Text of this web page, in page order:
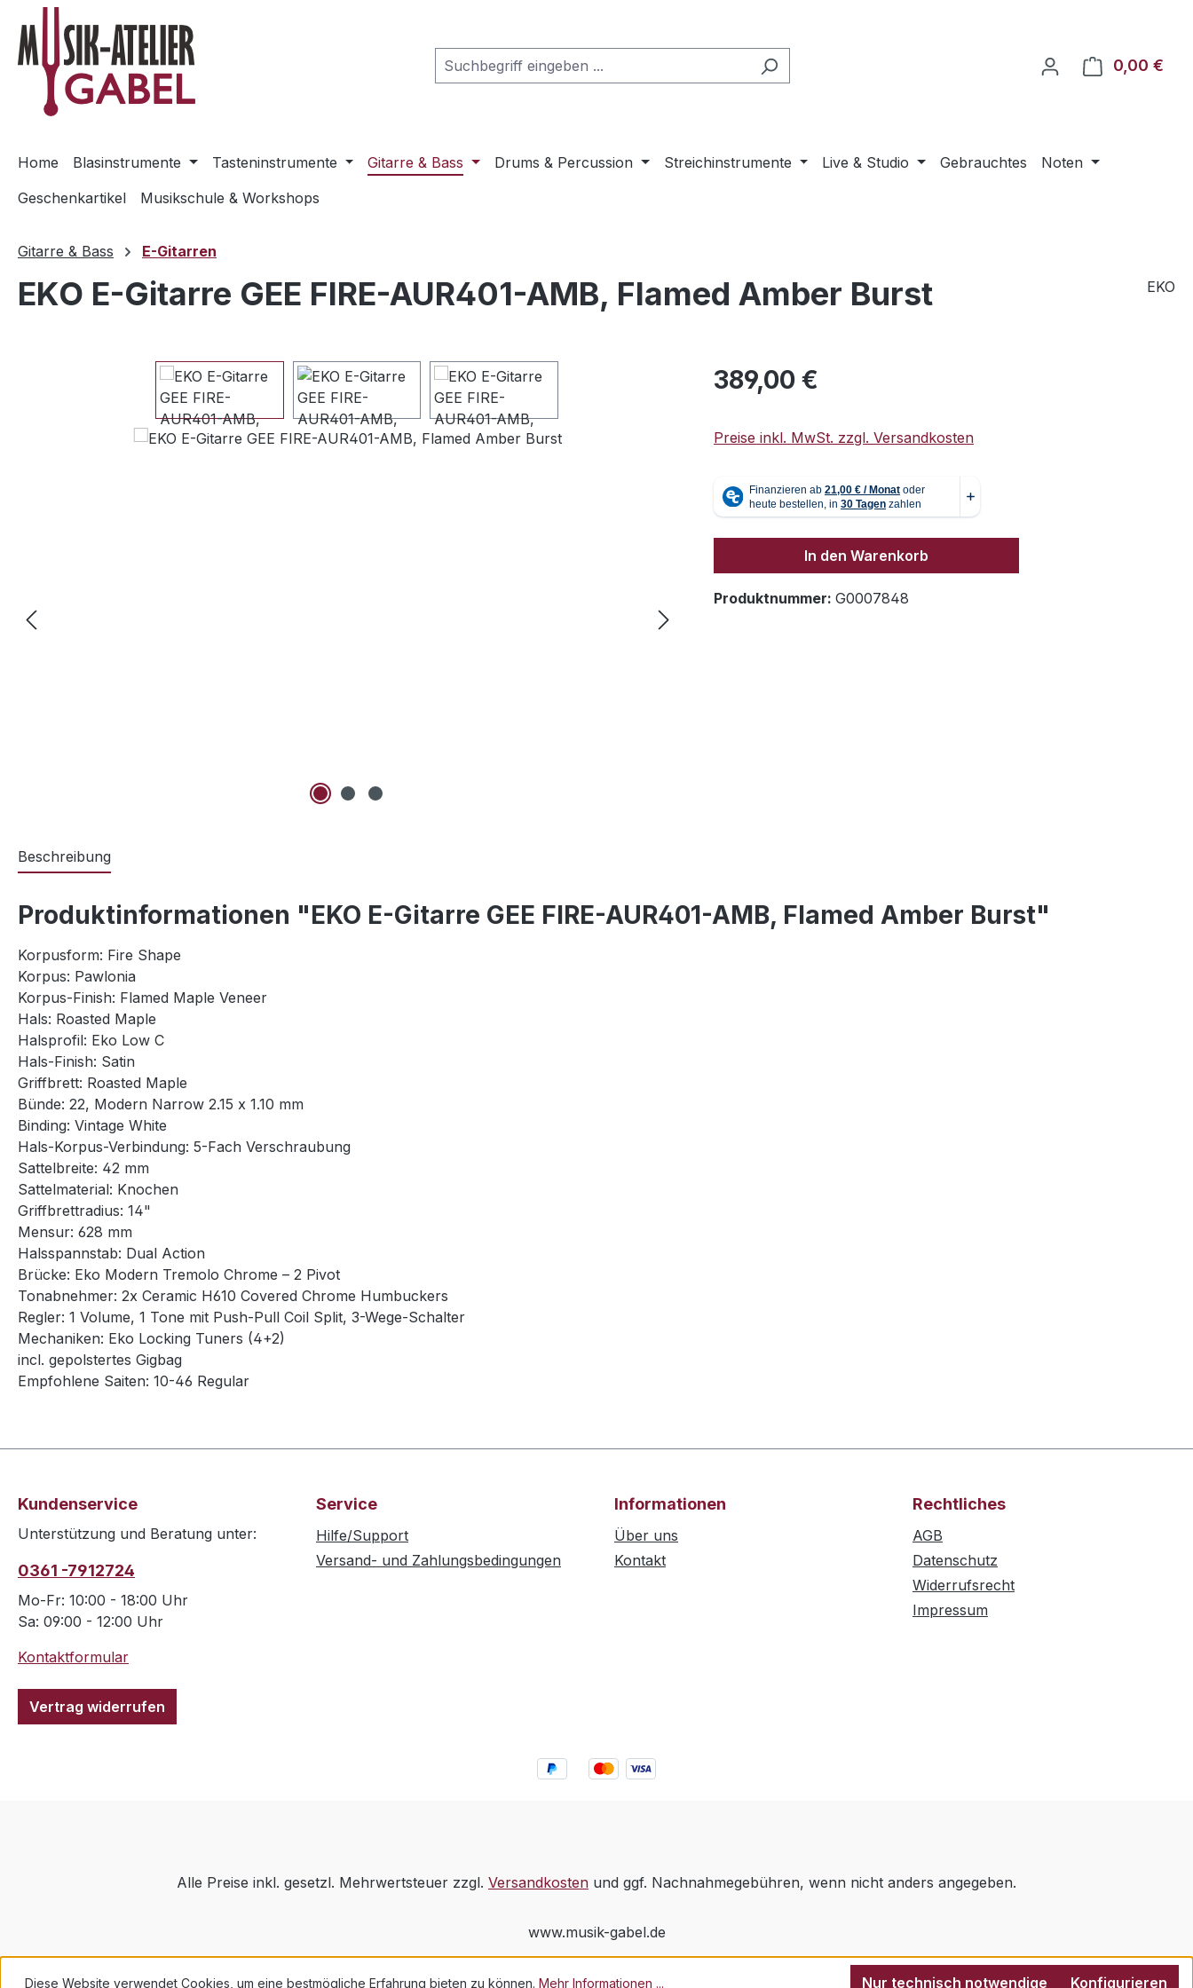
Hauptinhalt springen
Zur Suche springen
Zur Hauptnavigation springen
0,00 €
Home Blasinstrumente Tasteninstrumente Gitarre & Bass Drums & Percussion Streichinstrumente Live & Studio Gebrauchtes
Noten
Geschenkartikel
Musikschule & Workshops
Gitarre & Bass E-Gitarren
EKO E-Gitarre GEE FIRE-AUR401-AMB, Flamed Amber Burst EKO
Bildergalerie überspringen Regulärer Preis:
389,00 €
Preise inkl. MwSt. zzgl. Versandkosten
In den Warenkorb
Produktnummer: G0007848
Beschreibung
Produktinformationen "EKO E-Gitarre GEE FIRE-AUR401-AMB, Flamed Amber Burst"
Korpusform: Fire Shape
Korpus: Pawlonia
Korpus-Finish: Flamed Maple Veneer
Hals: Roasted Maple
Halsprofil: Eko Low C
Hals-Finish: Satin
Griffbrett: Roasted Maple
Bünde: 22, Modern Narrow 2.15 x 1.10 mm
Binding: Vintage White
Hals-Korpus-Verbindung: 5-Fach Verschraubung
Sattelbreite: 42 mm
Sattelmaterial: Knochen
Griffbrettradius: 14"
Mensur: 628 mm
Halsspannstab: Dual Action
Brücke: Eko Modern Tremolo Chrome – 2 Pivot
Tonabnehmer: 2x Ceramic H610 Covered Chrome Humbuckers
Regler: 1 Volume, 1 Tone mit Push-Pull Coil Split, 3-Wege-Schalter
Mechaniken: Eko Locking Tuners (4+2)
incl. gepolstertes Gigbag
Empfohlene Saiten: 10-46 Regular
Kundenservice
Unterstützung und Beratung unter:
0361 -7912724
Mo-Fr: 10:00 - 18:00 Uhr
Sa: 09:00 - 12:00 Uhr
Kontaktformular
Vertrag widerrufen
Service
Hilfe/Support
Versand- und Zahlungsbedingungen
Informationen
Über uns
Kontakt
Rechtliches
AGB
Datenschutz
Widerrufsrecht
Impressum
Alle Preise inkl. gesetzl. Mehrwertsteuer zzgl. Versandkosten und ggf. Nachnahmegebühren, wenn nicht anders angegeben.
www.musik-gabel.de
Diese Website verwendet Cookies, um eine bestmögliche Erfahrung bieten zu können. Mehr Informationen ... Nur technisch notwendige Konfigurieren